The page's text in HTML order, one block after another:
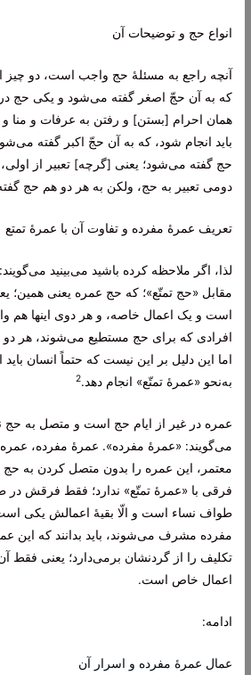
انواع حج و توضیحات آن
آنچه راجع به مسئلۀ حج واجب است، دو
که به آن حجّ اصغر گفته می‌شود و یکی حج
همان احرام [بستن] و رفتن به عرفات و منا
باید انجام شود، که به آن حجّ اکبر گفته
حج گفته می‌شود؛ یعنی [گرچه] تعبیر از
دومی تعبیر به حج، ولکن به هر دو هم حج
تعریف عمرۀ مفرده و تفاوت آن با عمرۀ تمتع
لذا، اگر ملاحظه کرده باشید می‌بینید
مقابل«حج تمتّع»؛ که حج عمره یعنی همین؛
است و یک اعمال خاصه، و هر دوی اینها هم
افرادی که برای حج مستطیع می‌شوند، هر دو
اما این دلیل بر این نیست که حتماً انسان
به‌نحو«عمرۀ تمتّع» انجام دهد.2
عمره در غیر از ایام حج است و متصل به حج
می‌گویند:«عمرۀ مفرده». عمرۀ مفرده،
معتمر، این عمره را بدون متصل کردن به حج
فرقی با «عمرۀ تمتّع» ندارد؛ فقط فرقش در
طواف نساء است و الّا بقیۀ اعمالش یکی
مفرده مشرف می‌شوند، باید بدانند که این
تکلیف را از گردنشان برمی‌دارد؛ یعنی فقط
اعمال خاص است.
ادامه:
عمال عمرۀ مفرده و اسرار آن